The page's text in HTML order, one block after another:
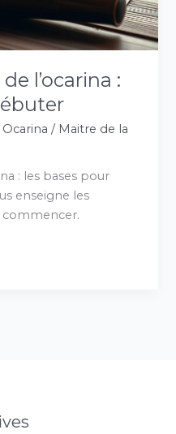
l’ocarina :
Ocarina / Maitre de la
: les bases pour
enseigne les